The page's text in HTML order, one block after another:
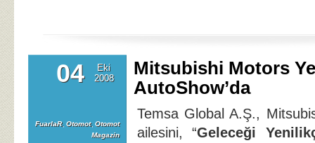
04
Eki
2008
FuarlaR, Otomot, Otomot
Magazin
Mitsubishi Motors
AutoShow’da
Temsa Global A.Ş.,
ailesini, “Geleceği